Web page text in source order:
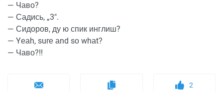
— Чаво?
— Садись, „3".
— Сидоров, ду ю спик инглиш?
— Yеаh, surе аnd sо whаt?
— Чаво?!!
2